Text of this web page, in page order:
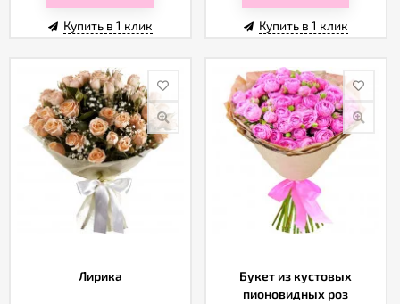
Купить в 1 клик Купить в 1 клик
Лирика
Букет из кустовых
пионовидных роз